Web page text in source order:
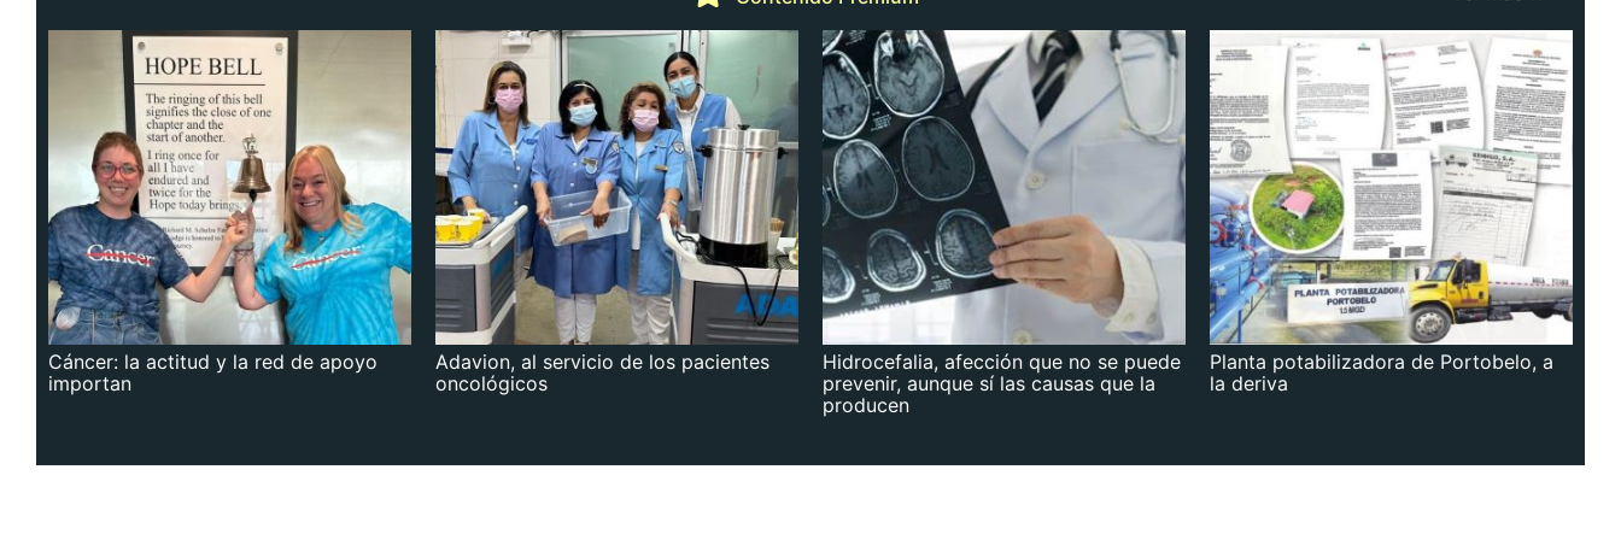
Cáncer: la actitud y la red de apoyo
importan
Adavion, al servicio de los pacientes
oncológicos
Hidrocefalia, afección que no se puede
prevenir, aunque sí las causas que la
producen
Planta potabilizadora de Portobelo, a
la deriva